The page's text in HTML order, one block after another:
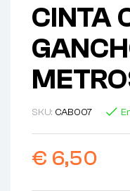
CINTA
SKU: CAB007
€ 6,50